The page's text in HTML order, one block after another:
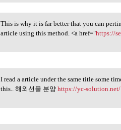
This is why it is far better
This is why it is far better that you can
article using this method. <a href="https://
I read a article under the
I read a article under the same title some
this.. 해외선물 분양https://yc-solution.net/